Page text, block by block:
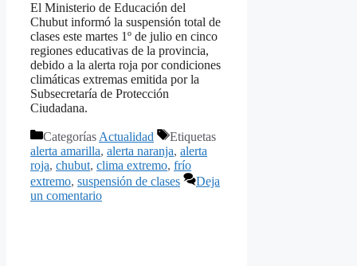
El Ministerio de Educación del
Chubut informó la suspensión total de
clases este martes 1º de julio en cinco
regiones educativas de la provincia,
debido a la alerta roja por condiciones
climáticas extremas emitida por la
Subsecretaría de Protección
Ciudadana.
CategoríasActualidad
Etiquetas
alerta amarilla, alerta naranja, alerta
roja, chubut, clima extremo, frío
extremo, suspensión de clases
Deja
un comentario